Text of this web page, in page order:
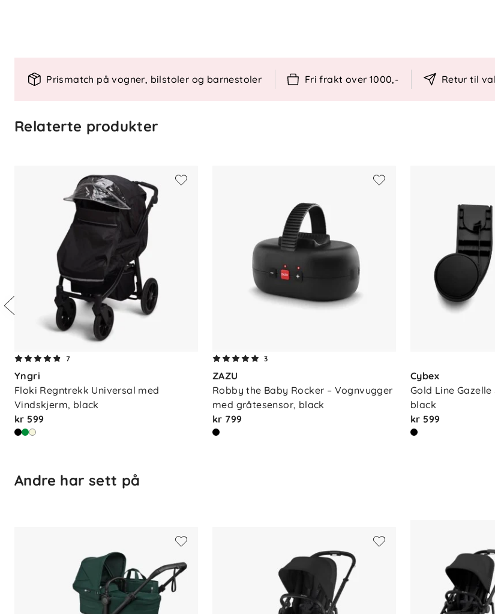
Anbefalt alder: 0-4 år (maks 22 kg)
Inkludert: Rammeenhet, seteenhet, kurver, fotstøtte, kalesje, batterilader.
Ekstra liggedel, seteenhet og adapter til bilstol må kjøpes separat.
Bruk fra nyfødt med vognbag
For å bruke e-Gazelle S fra fødselen, anbefalesGazelle S vognbag (selges separat).
Hvorfor velge e-Gazelle S?
Inkludert ramme og sittedel
Justerbar gyngemodus for en beroligende bevegelse
Kompakt sammenlegging for enkel transport og oppbevaring
Ergonomisk liggestilling som passer fra nyfødt med liggedel
XXL kalesje med UPF50+ og ventilasjonsnett
Justerbart styre for bedre komfort
Søskentilpasset og kan kombineres med ekstra sittedel, liggedel eller bilstol
Prismatch på vogner, bilstoler og barnestoler Fri frakt over 1000,- Retur til
Relaterte produkter
7
Yngri
Floki Regntrekk Universal med
Vindskjerm, black
kr 599
3
ZAZU
Robby the Baby Rocker – Vognvugger
med gråtesensor, black
kr 799
Cybex
Gold Line
black
kr 599
Andre har sett på